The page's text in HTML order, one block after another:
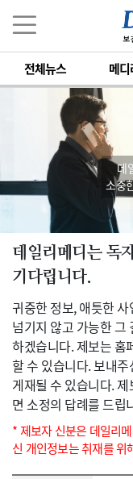
전체뉴스 메
데
소중
데일리메디는 독
기다립니다.
귀중한 정보, 애틋한
넘기지 않고 가능한 그
하겠습니다. 제보는 홈
할 수 있습니다. 보내
게재될 수 있습니다.
면 소정의 답례를 드립
* 제보자 신분은 데일리
신 개인정보는 취재를 위